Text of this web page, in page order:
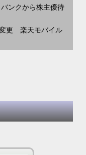
バンクから株主優待
変更 楽天モバイル